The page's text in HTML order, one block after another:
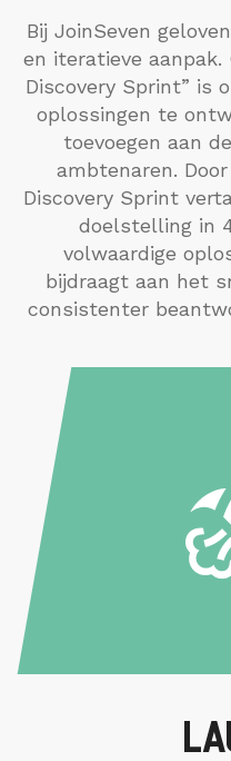
Bij JoinSeven
en iteratieve aanpak.
Discovery Sprint” is
oplossingen te
toevoegen aan
ambtenaren.
Discovery Sprint
doelstelling in
volwaardige
bijdraagt aan het
consistenter